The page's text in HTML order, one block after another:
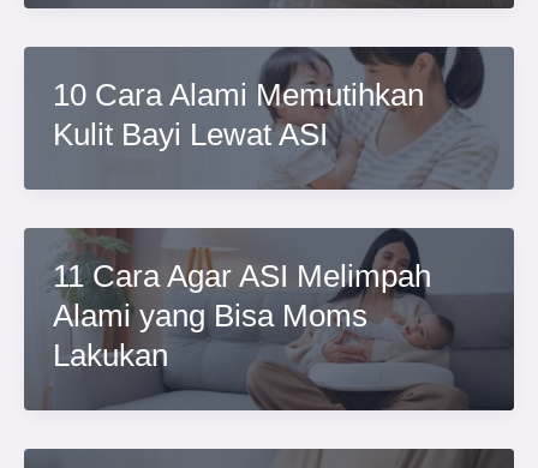
10 Cara Alami Memutihkan
Kulit Bayi Lewat ASI
11 Cara Agar ASI Melimpah
Alami yang Bisa Moms
Lakukan